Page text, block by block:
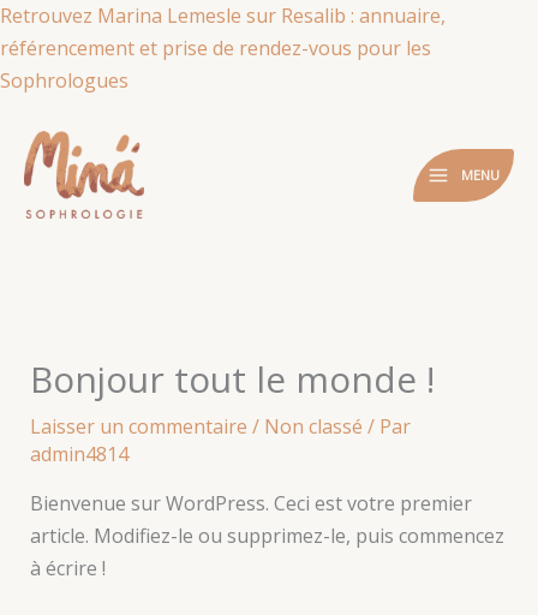
Retrouvez Marina Lemesle sur Resalib : annuaire,
référencement et prise de rendez-vous pour les
Sophrologues
Aller
au
contenu
MENU
Bonjour tout le monde !
Laisser un commentaire / Non classé / Par
admin4814
Bienvenue sur WordPress. Ceci est votre premier
article. Modifiez-le ou supprimez-le, puis commencez
à écrire !